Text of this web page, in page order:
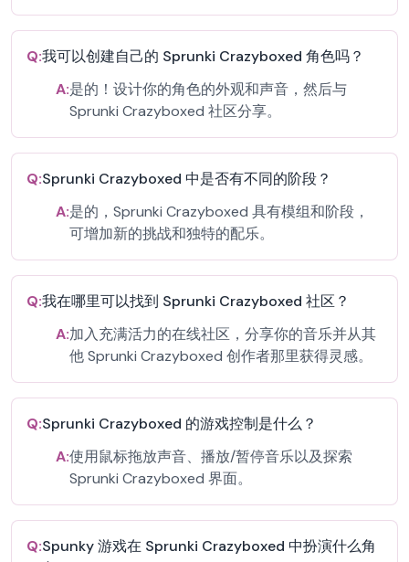
Q:我可以创建自己的 Sprunki Crazyboxed 角色吗？
A:是的！设计你的角色的外观和声音，然后与
Sprunki Crazyboxed 社区分享。
Q:Sprunki Crazyboxed 中是否有不同的阶段？
A:是的，Sprunki Crazyboxed 具有模组和阶段，
可增加新的挑战和独特的配乐。
Q:我在哪里可以找到 Sprunki Crazyboxed 社区？
A:加入充满活力的在线社区，分享你的音乐并从其
他 Sprunki Crazyboxed 创作者那里获得灵感。
Q:Sprunki Crazyboxed 的游戏控制是什么？
A:使用鼠标拖放声音、播放/暂停音乐以及探索
Sprunki Crazyboxed 界面。
Q:Spunky 游戏在 Sprunki Crazyboxed 中扮演什么角